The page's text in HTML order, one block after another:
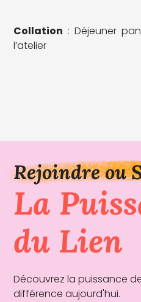
Collation : Déjeuner
l’atelier
Rejoindre ou
La
du Lien
Découvrez la puissance
différence aujourd'hui.